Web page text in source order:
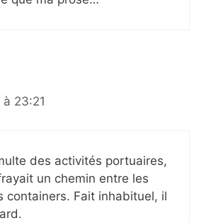
23:21
des activités portuaires,
un chemin entre les
containers. Fait inhabituel, il